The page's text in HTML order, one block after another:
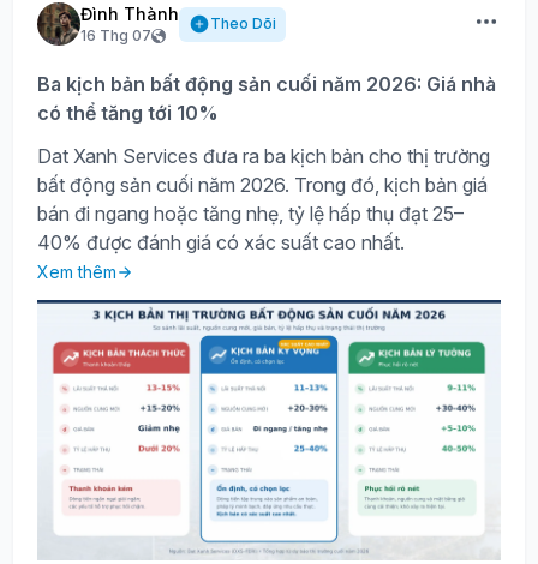
Đình Thành
16 Thg 07
Theo Dõi
Ba kịch bản bất động sản cuối năm 2026: Giá nhà
có thể tăng tới 10%
Dat Xanh Services đưa ra ba kịch bản cho thị trường
bất động sản cuối năm 2026. Trong đó, kịch bản giá
bán đi ngang hoặc tăng nhẹ, tỷ lệ hấp thụ đạt 25–
40% được đánh giá có xác suất cao nhất.
Xem thêm